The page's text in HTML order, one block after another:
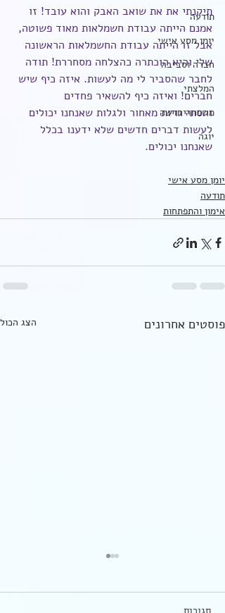
תודעה
יומן מסע אישי
חברה וסביבה
המלצתי
משפחה חדשה
יוגה
תיקנתי את את שואב האבק והוא עובד! זו
אמנם הייתה עבודת חשמלאות מאוד פשוטה,
אבל זו הייתה עבודת החשמלאות הראשונה
שלי והיא הוכתרה כהצלחה מסחררת! תודה
לחבר שהסביר לי מה לעשות. איזה כיף שיש
חברים! ואיזה כיף להשאיר פחדים
והסתייגויות מאחור ולגלות שאנחנו יכולים
לעשות דברים חדשים שלא ידענו בכלל
שאנחנו יכולים.
יומן מסע אישי
תודעה
אימון והתפתחות
פוסטים אחרונים הצג הכול
אנחנו הולכות ומתקרבות להשלמה